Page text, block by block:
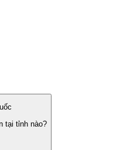
tại tỉnh nào?